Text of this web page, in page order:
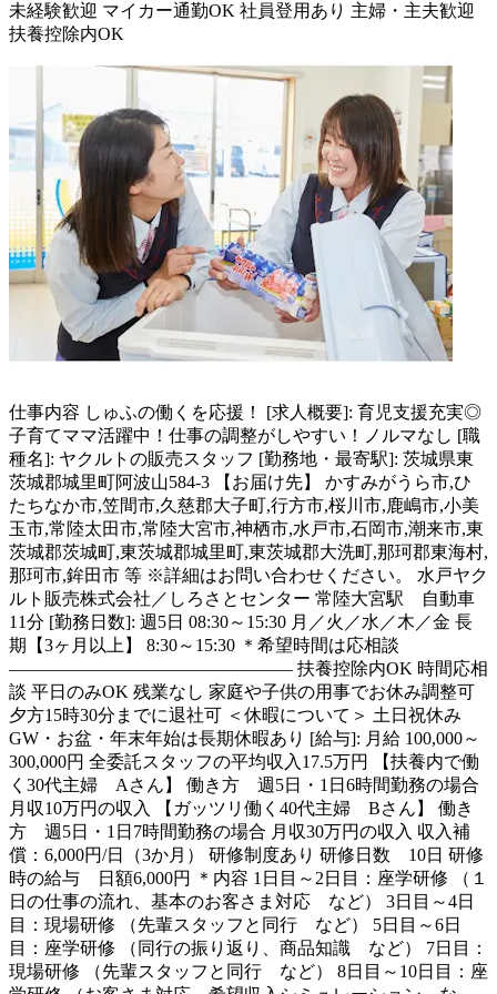
未経験歓迎 マイカー通勤OK 社員登用あり 主婦・主夫歓迎
扶養控除内OK
仕事内容 しゅふの働くを応援！ [求人概要]: 育児支援充実◎
子育てママ活躍中！仕事の調整がしやすい！ノルマなし [職
種名]: ヤクルトの販売スタッフ [勤務地・最寄駅]: 茨城県東
茨城郡城里町阿波山584-3 【お届け先】 かすみがうら市,ひ
たちなか市,笠間市,久慈郡大子町,行方市,桜川市,鹿嶋市,小美
玉市,常陸太田市,常陸大宮市,神栖市,水戸市,石岡市,潮来市,東
茨城郡茨城町,東茨城郡城里町,東茨城郡大洗町,那珂郡東海村,
那珂市,鉾田市 等 ※詳細はお問い合わせください。 水戸ヤク
ルト販売株式会社／しろさとセンター 常陸大宮駅 自動車
11分 [勤務日数]: 週5日 08:30～15:30 月／火／水／木／金 長
期【3ヶ月以上】 8:30～15:30 ＊希望時間は応相談
―――――――――――――――― 扶養控除内OK 時間応相
談 平日のみOK 残業なし 家庭や子供の用事でお休み調整可
夕方15時30分までに退社可 ＜休暇について＞ 土日祝休み
GW・お盆・年末年始は長期休暇あり [給与]: 月給 100,000～
300,000円 全委託スタッフの平均収入17.5万円 【扶養内で働
く30代主婦 Aさん】 働き方 週5日・1日6時間勤務の場合
月収10万円の収入 【ガッツリ働く40代主婦 Bさん】 働き
方 週5日・1日7時間勤務の場合 月収30万円の収入 収入補
償：6,000円/日（3か月） 研修制度あり 研修日数 10日 研修
時の給与 日額6,000円 ＊内容 1日目～2日目：座学研修 （１
日の仕事の流れ、基本のお客さま対応 など） 3日目～4日
目：現場研修 （先輩スタッフと同行 など） 5日目～6日
目：座学研修 （同行の振り返り、商品知識 など） 7日目：
現場研修 （先輩スタッフと同行 など） 8日目～10日目：座